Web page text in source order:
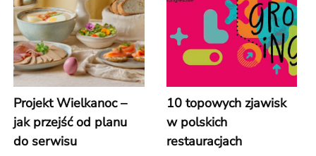
Projekt Wielkanoc –
jak przejść od planu
do serwisu
10 topowych zjawisk
w polskich
restauracjach